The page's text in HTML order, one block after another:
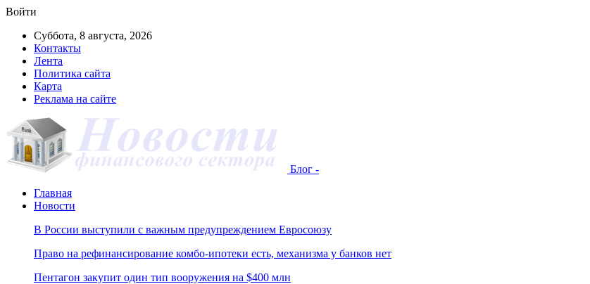
Войти
Суббота, 8 августа, 2026
Контакты
Лента
Политика сайта
Карта
Реклама на сайте
Блог -
Главная
Новости
В России выступили с важным предупреждением Евросоюзу
Право на рефинансирование комбо-ипотеки есть, механизма у банков нет
Пентагон закупит один тип вооружения на $400 млн